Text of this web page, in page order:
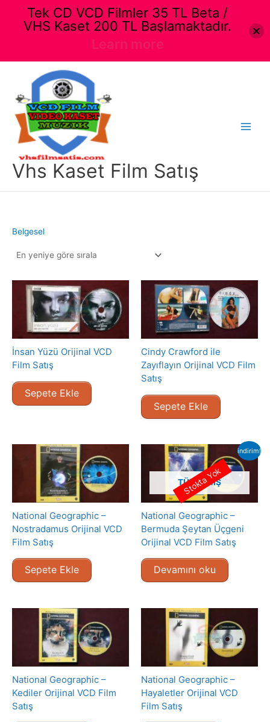
Vhs Kaset Film Satış
Belgesel
İnsan Yüzü Orijinal VCD
Film Satış
Sepete Ekle
Cindy Crawford ile
Zayıflayın Orijinal VCD Film
Satış
Sepete Ekle
National Geographic –
Nostradamus Orijinal VCD
Film Satış
Sepete Ekle
indirim!
TÜKENMIŞ
National Geographic –
Bermuda Şeytan Üçgeni
Orijinal VCD Film Satış
Devamını oku
Stokta Yok
National Geographic –
Kediler Orijinal VCD Film
Satış
National Geographic –
Hayaletler Orijinal VCD
Film Satış
Tek CD VCD Filmler 35 TL Beta /
VHS Kaset 200 TL Başlamaktadır.
Learn more